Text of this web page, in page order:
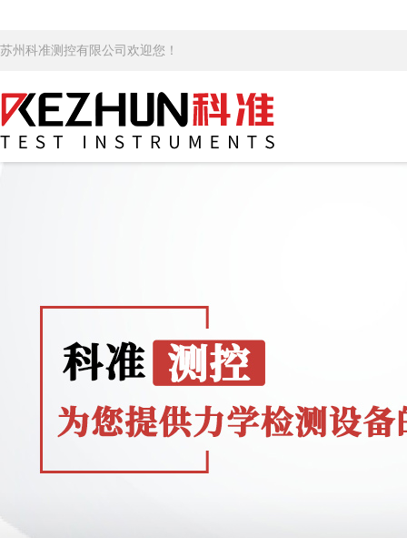
苏州科准测控有限公司欢迎您！